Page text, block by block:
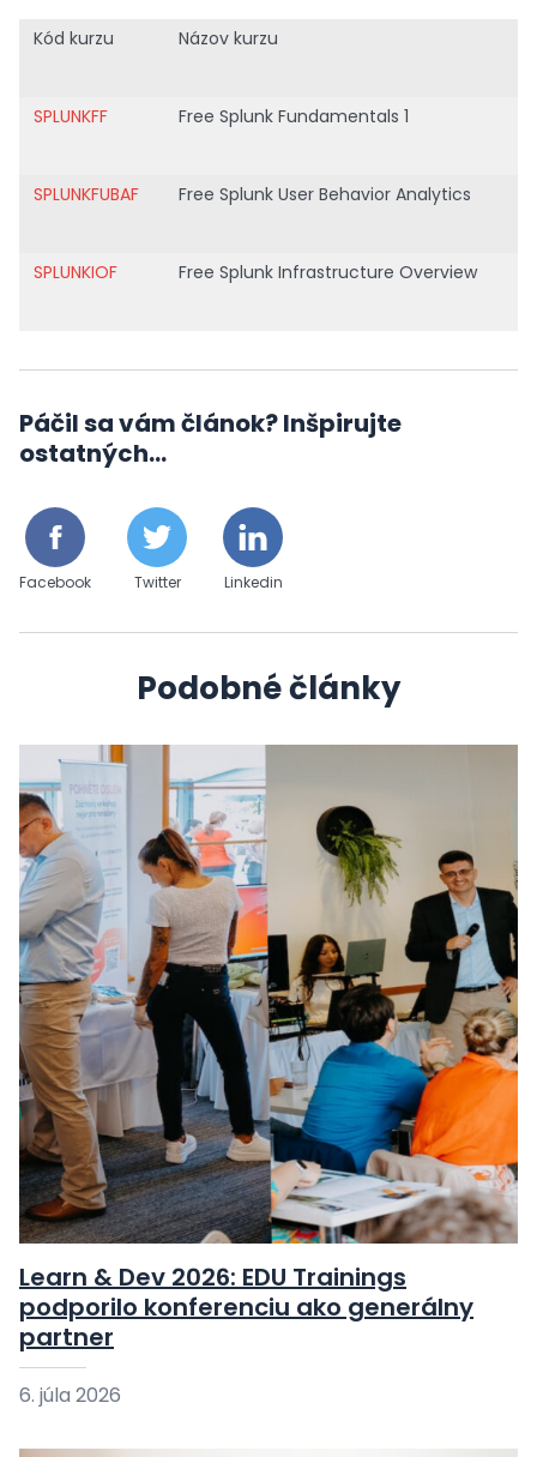
Kód kurzu Názov kurzu
SPLUNKFF Free Splunk Fundamentals 1
SPLUNKFUBAF Free Splunk User Behavior Analytics
SPLUNKIOF Free Splunk Infrastructure Overview
Páčil sa vám článok? Inšpirujte
ostatných...
Facebook Twitter Linkedin
Podobné články
Learn & Dev 2026: EDU Trainings
podporilo konferenciu ako generálny
partner
6. júla 2026